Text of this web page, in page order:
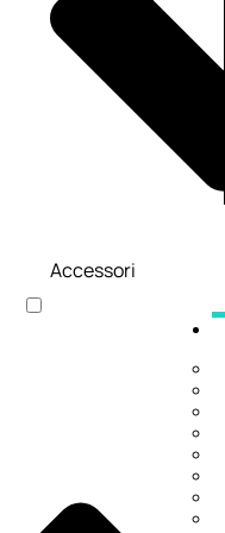
Accessori